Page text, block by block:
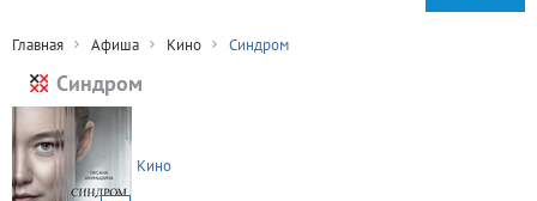
Главная Афиша Кино Синдром
Синдром
Кино